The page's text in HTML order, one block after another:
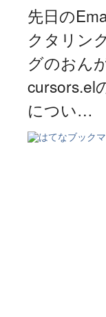
先日の
クタリン
グのおん
cursors.el
につい…